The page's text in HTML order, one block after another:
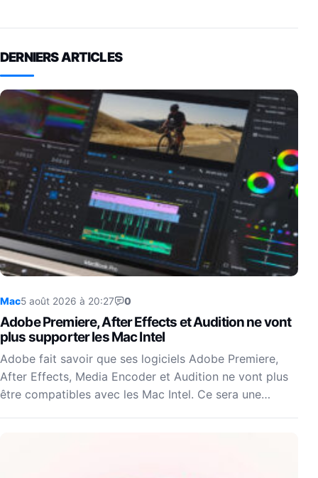
DERNIERS ARTICLES
Mac5 août 2026 à 20:27 0
Adobe Premiere, After Effects et Audition ne vont
plus supporter les Mac Intel
Adobe fait savoir que ses logiciels Adobe Premiere,
After Effects, Media Encoder et Audition ne vont plus
être compatibles avec les Mac Intel. Ce sera une…